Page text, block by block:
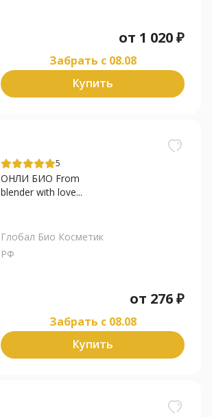
от 1 020₽
Забрать c 08.08
Купить
5
ОНЛИ БИО From
blender with love...
Глобал Био Косметик
РФ
от 276₽
Забрать c 08.08
Купить